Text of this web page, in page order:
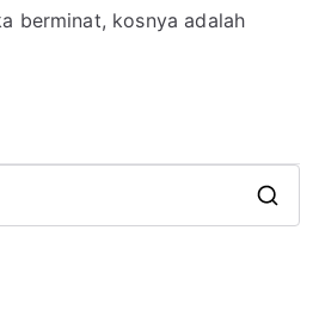
berminat, kosnya adalah